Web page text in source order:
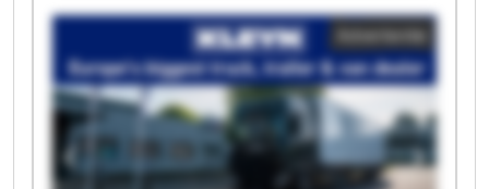
Machinery & Trucks BVBA Cekaj Machinery & Trucks
BVBA Cekaj Machinery & Trucks BVBA Cekaj
Machinery & Trucks BVBA Cekaj Machinery & Trucks
BVBA Cekaj Machinery & Trucks BVBA Cekaj
Machinery & Trucks BVBA Cekaj Machinery & Trucks
BVBA Cekaj Machinery & Trucks BVBA Cekaj
Machinery & Trucks BVBA Cekaj Machinery & Trucks
BVBA Cekaj Machinery & Trucks BVBA Cekaj
Advertentie